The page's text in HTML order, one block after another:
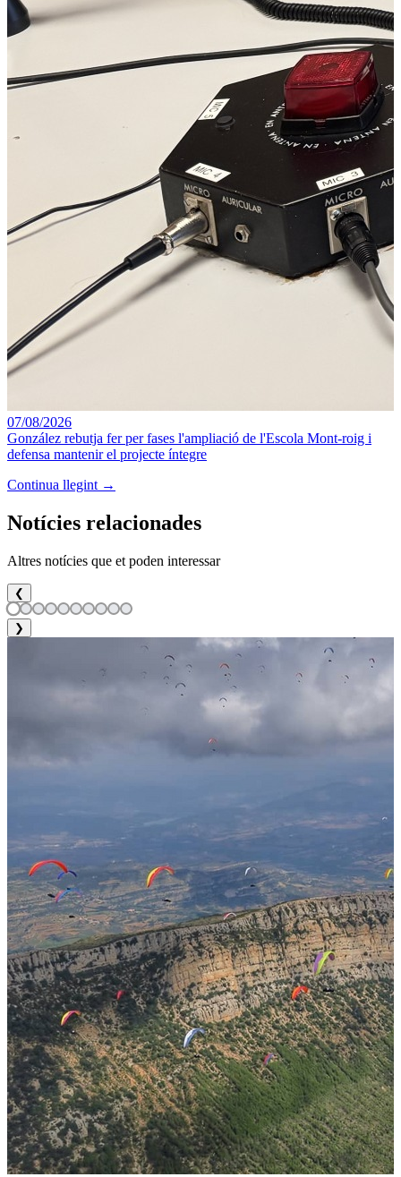
07/08/2026
González rebutja fer per fases l'ampliació de l'Escola Mont-roig i
defensa mantenir el projecte íntegre
Continua llegint →
Notícies relacionades
Altres notícies que et poden interessar
❮
❯